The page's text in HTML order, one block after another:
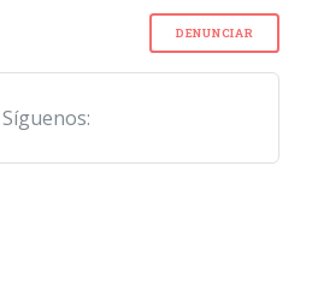
DENUNCIAR
Síguenos: